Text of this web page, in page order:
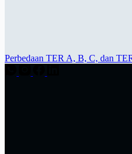
Perbedaan TER A, B, C, dan